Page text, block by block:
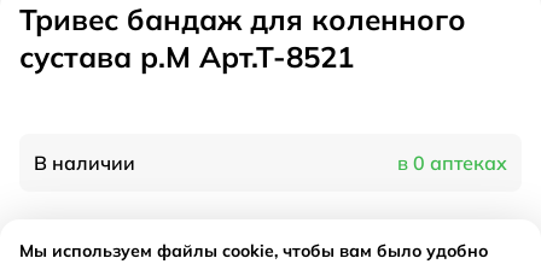
Тривес бандаж для коленного
сустава р.М Арт.Т-8521
В наличии в 0 аптеках
Характеристики
Мы используем файлы cookie, чтобы вам было удобно